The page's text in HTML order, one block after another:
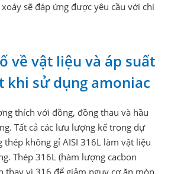
sẽ đáp ứng được yêu cầu với chi
về vật liệu và áp suất
khi sử dụng amoniac
thích với đồng, đồng thau và hầu
Tất cả các lưu lượng kế trong dự
thép không gỉ AISI 316L làm vật liệu
Thép 316L (hàm lượng cacbon